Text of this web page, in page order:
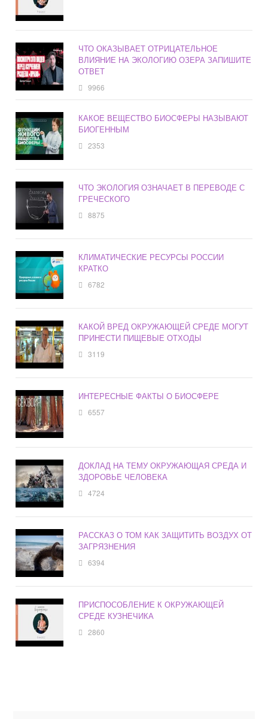
ЧТО ОКАЗЫВАЕТ ОТРИЦАТЕЛЬНОЕ
ВЛИЯНИЕ НА ЭКОЛОГИЮ ОЗЕРА ЗАПИШИТЕ
ОТВЕТ
9966
КАКОЕ ВЕЩЕСТВО БИОСФЕРЫ НАЗЫВАЮТ
БИОГЕННЫМ
2353
ЧТО ЭКОЛОГИЯ ОЗНАЧАЕТ В ПЕРЕВОДЕ С
ГРЕЧЕСКОГО
8875
КЛИМАТИЧЕСКИЕ РЕСУРСЫ РОССИИ
КРАТКО
6782
КАКОЙ ВРЕД ОКРУЖАЮЩЕЙ СРЕДЕ МОГУТ
ПРИНЕСТИ ПИЩЕВЫЕ ОТХОДЫ
3119
ИНТЕРЕСНЫЕ ФАКТЫ О БИОСФЕРЕ
6557
ДОКЛАД НА ТЕМУ ОКРУЖАЮЩАЯ СРЕДА И
ЗДОРОВЬЕ ЧЕЛОВЕКА
4724
РАССКАЗ О ТОМ КАК ЗАЩИТИТЬ ВОЗДУХ ОТ
ЗАГРЯЗНЕНИЯ
6394
ПРИСПОСОБЛЕНИЕ К ОКРУЖАЮЩЕЙ
СРЕДЕ КУЗНЕЧИКА
2860